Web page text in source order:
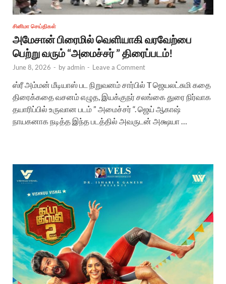
சினிமா செய்திகள்
அமேசான் பிரைமில் வெளியாகி வரவேற்பை
பெற்று வரும் “அமைச்சர் ” திரைப்படம்!
June 8, 2026 - byadmin - Leave a Comment
ஸ்ரீ அம்மன் மீடியாஸ் பட நிறுவனம் சார்பில் T ஜெயலட்சுமி கதை
திரைக்கதை வசனம் எழுத, இயக்குநர் சலங்கை துரை நிர்வாக
தயாரிப்பில் உருவான படம் ” அமைச்சர் “. ஜெய் ஆகாஷ்
நாயகனாக நடித்த இந்த படத்தில் அவருடன் அக்ஷயா …